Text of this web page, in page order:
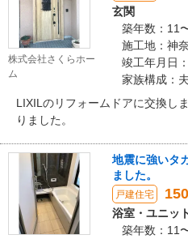
株式会社さくらホー
ム
玄関
築年数：11
施工地：神
竣工年月日
家族構成：
LIXILのリフォームドアに交換し
りました。
地震に強いタ
ました。
戸建住宅 150
浴室・ユニッ
築年数：11